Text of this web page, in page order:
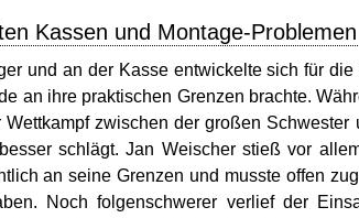
Kassen und Montage-Problemen
und an der Kasse entwickelte sich für die
an ihre praktischen Grenzen brachte.
zwischen der großen Schwester
schlägt. Jan Weischer stieß vor
an seine Grenzen und musste offen
Noch folgenschwerer verlief der